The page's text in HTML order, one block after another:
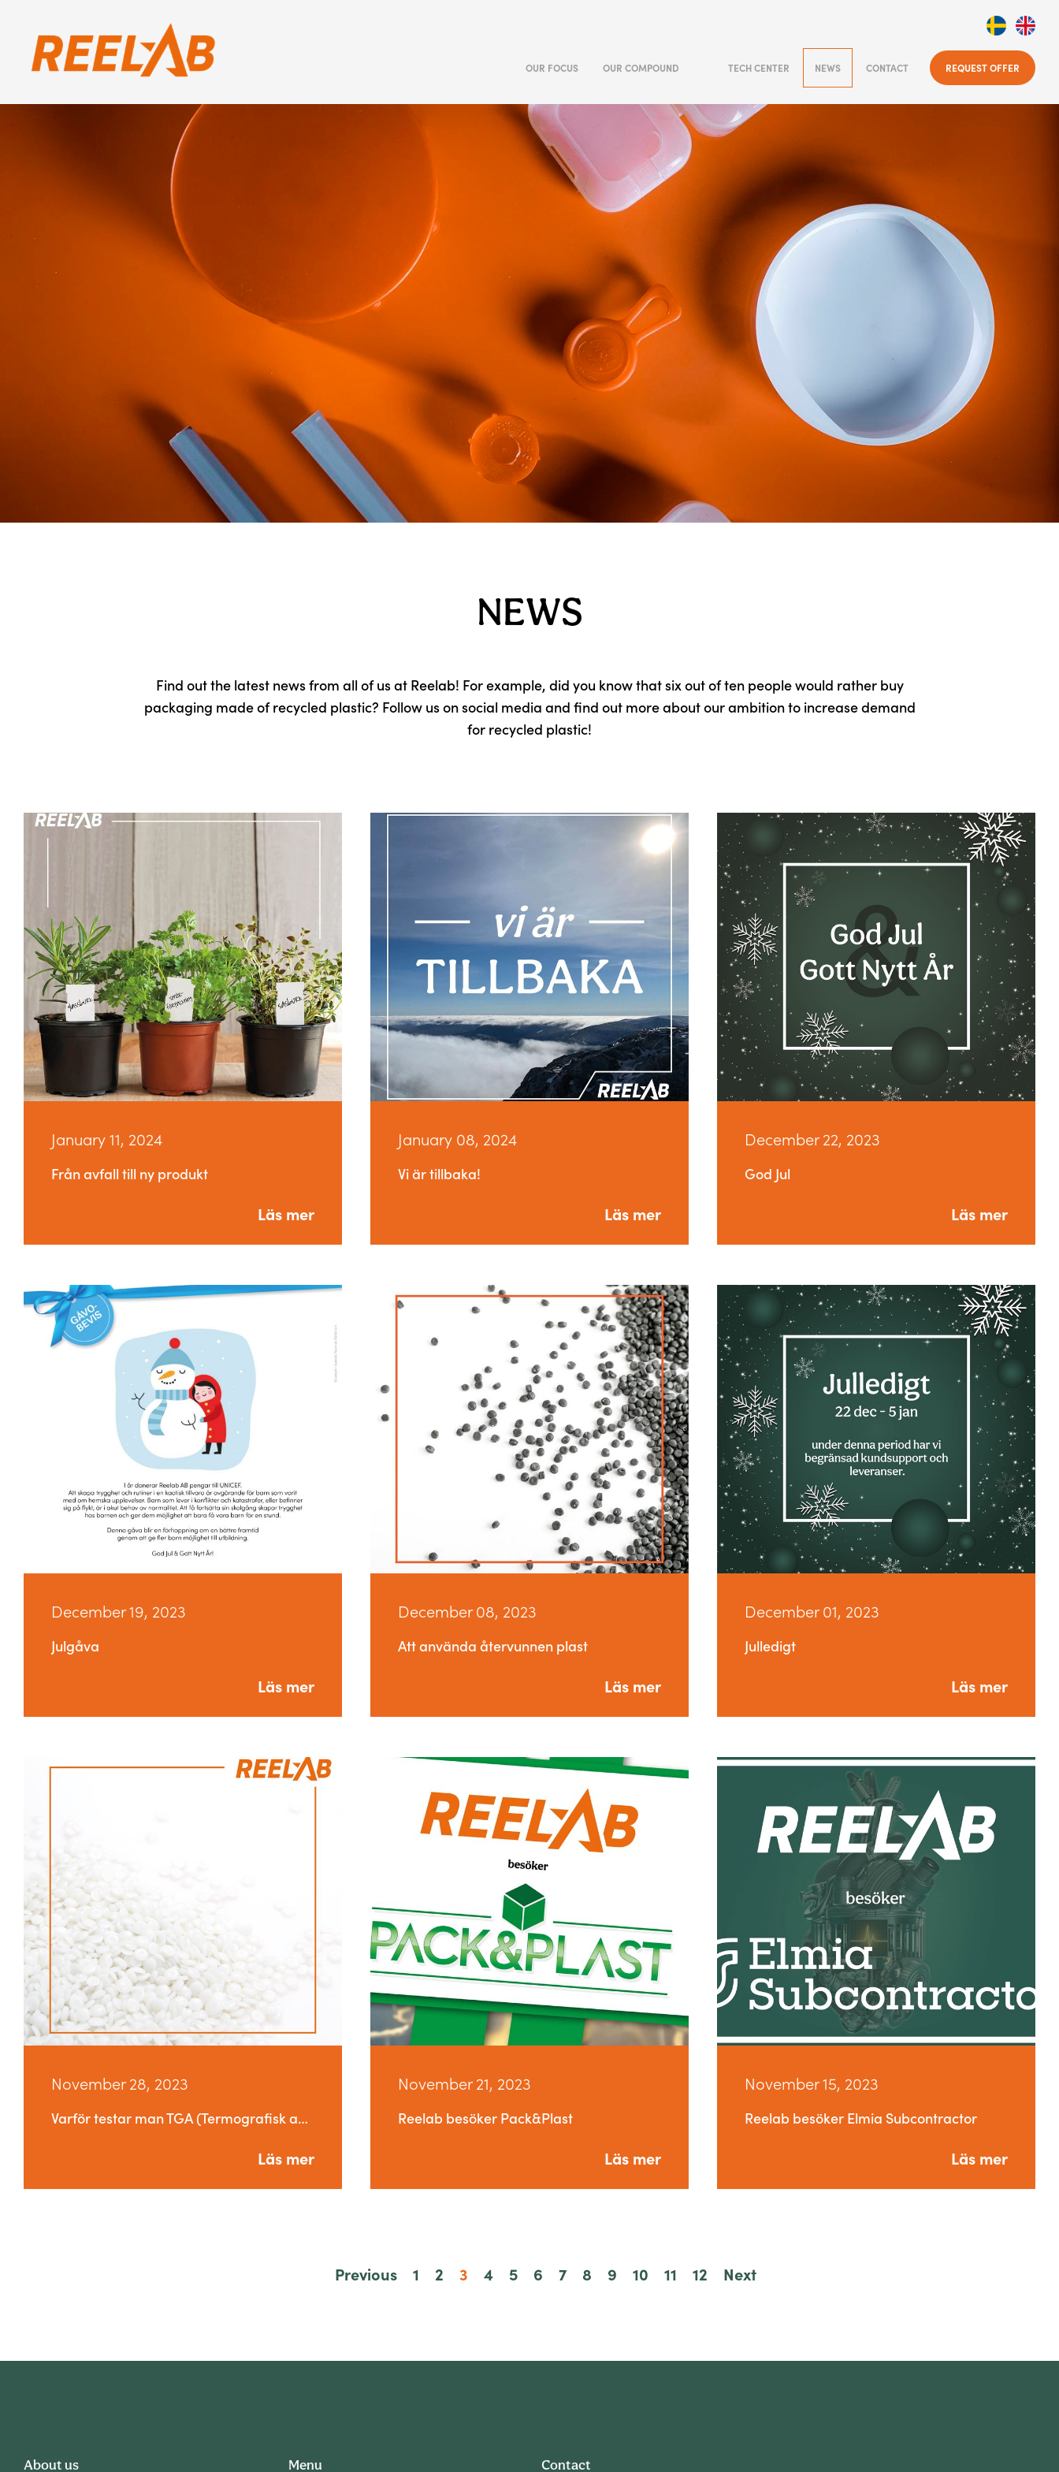
OUR FOCUS OUR COMPOUND TECH CENTER NEWS CONTACT REQUEST OFFER
NEWS
Find out the latest news from all of us at Reelab! For example, did you know that six out of ten people would rather buy
packaging made of recycled plastic? Follow us on social media and find out more about our ambition to increase demand
for recycled plastic!
January 11, 2024
Från avfall till ny produkt
Läs mer
January 08, 2024
Vi är tillbaka!
Läs mer
December 22, 2023
God Jul
Läs mer
December 19, 2023
Julgåva
Läs mer
December 08, 2023
Att använda återvunnen plast
Läs mer
December 01, 2023
Julledigt
Läs mer
November 28, 2023
Varför testar man TGA (Termografisk analys) på sitt råmaterial?
Läs mer
November 21, 2023
Reelab besöker Pack&Plast
Läs mer
November 15, 2023
Reelab besöker Elmia Subcontractor
Läs mer
Previous 1 2 3 4 5 6 7 8 9 10 11 12 Next
About us Menu Contact